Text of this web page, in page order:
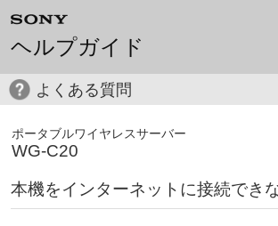
ヘルプガイド
よくある質問
ポータブルワイヤレスサーバー
WG-C20
本機をインターネットに接続できな